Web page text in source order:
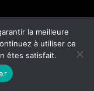
la meilleure
à utiliser ce
êtes satisfait.